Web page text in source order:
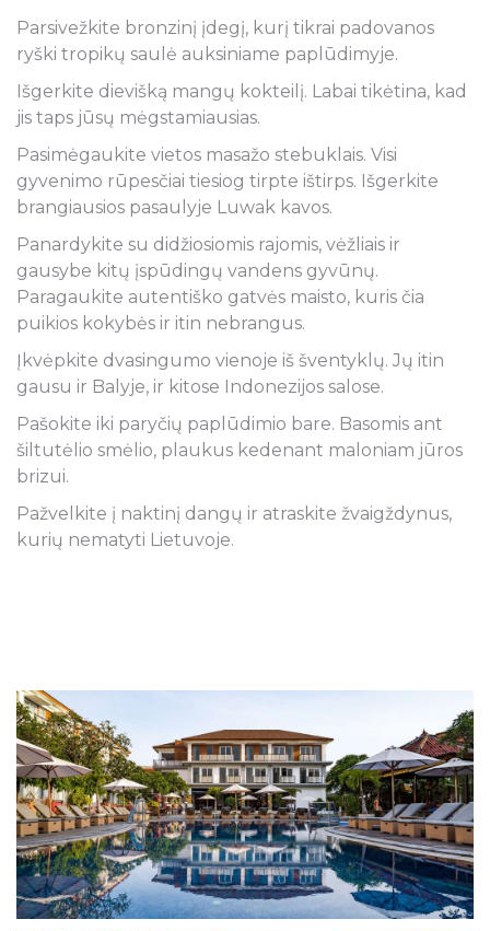
Parsivežkite bronzinį įdegį, kurį tikrai padovanos
ryški tropikų saulė auksiniame paplūdimyje.
Išgerkite dievišką mangų kokteilį. Labai tikėtina, kad
jis taps jūsų mėgstamiausias.
Pasimėgaukite vietos masažo stebuklais. Visi
gyvenimo rūpesčiai tiesiog tirpte ištirps. Išgerkite
brangiausios pasaulyje Luwak kavos.
Panardykite su didžiosiomis rajomis, vėžliais ir
gausybe kitų įspūdingų vandens gyvūnų.
Paragaukite autentiško gatvės maisto, kuris čia
puikios kokybės ir itin nebrangus.
Įkvėpkite dvasingumo vienoje iš šventyklų. Jų itin
gausu ir Balyje, ir kitose Indonezijos salose.
Pašokite iki paryčių paplūdimio bare. Basomis ant
šiltutėlio smėlio, plaukus kedenant maloniam jūros
brizui.
Pažvelkite į naktinį dangų ir atraskite žvaigždynus,
kurių nematyti Lietuvoje.